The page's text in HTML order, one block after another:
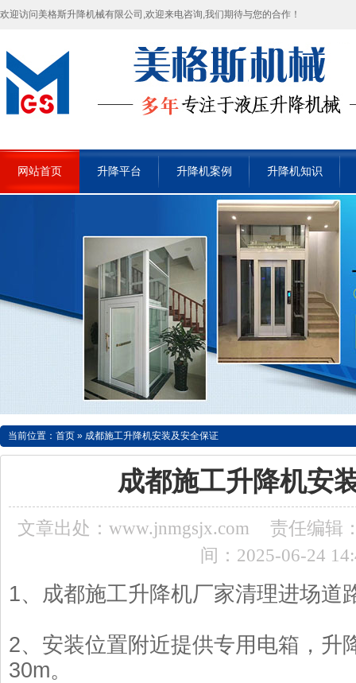
欢迎访问美格斯升降机械有限公司,欢迎来电咨询,我们期待与您的合作！
网站首页 升降平台 升降机案例 升降机知识
当前位置： 首页 » 成都施工升降机安装及安全保证
成都施工升降机安
文章出处：www.jnmgsjx.com
责任编辑
间：2025-06-24
1、成都施工升降机厂家清理进场道
2、安装位置附近提供专用电箱，升
30m。